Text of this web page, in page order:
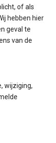
of als
hebben hier
geval te
van de
wijziging,